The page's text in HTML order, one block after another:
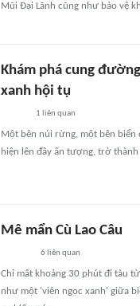
Mũi Đại Lãnh cũng như bảo vệ
Khám phá cung
xanh hội tụ
1 liên quan
Một bên núi rừng, một bên biển
hiện lên đầy ấn tượng, trở
Mê mẩn Cù Lao Câu
6 liên quan
Chỉ mất khoảng 30 phút đi tàu
như một 'viên ngọc xanh' giữa